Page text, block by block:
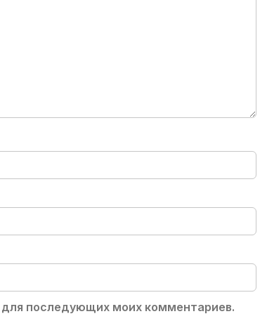
последующих моих комментариев.